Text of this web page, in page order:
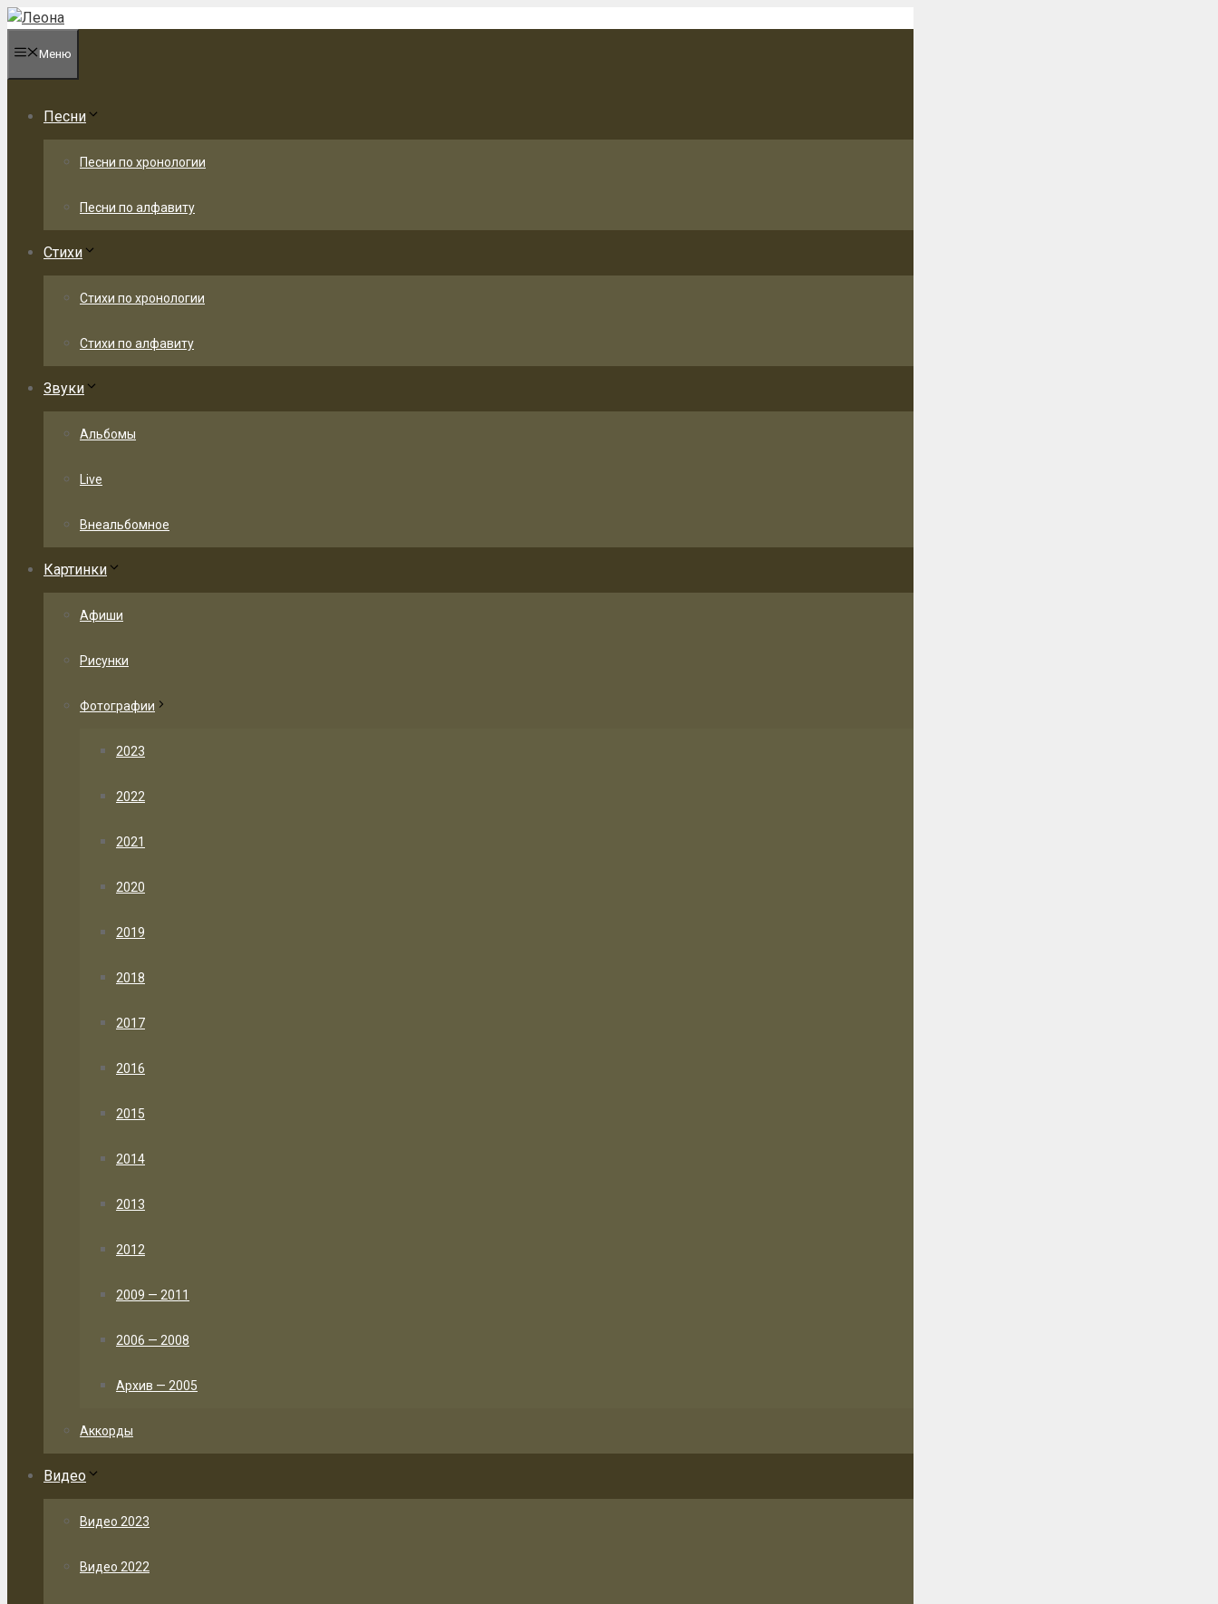
Перейти
содержимому
Меню
Песни
Песни по хронологии
Песни по алфавиту
Стихи
Стихи по хронологии
Стихи по алфавиту
Звуки
Альбомы
Live
Внеальбомное
Картинки
Афиши
Рисунки
Фотографии
2023
2022
2021
2020
2019
2018
2017
2016
2015
2014
2013
2012
2009 — 2011
2006 — 2008
Архив — 2005
Аккорды
Видео
Видео 2023
Видео 2022